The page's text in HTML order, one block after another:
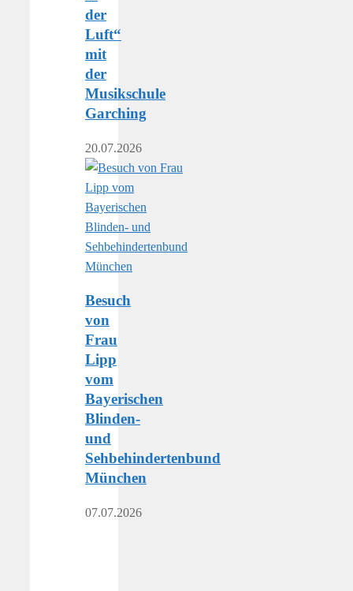
der
Luft“
mit
der
Musikschule
Garching
20.07.2026
Besuch
von
Frau
Lipp
vom
Bayerischen
Blinden-
und
Sehbehindertenbund
München
07.07.2026